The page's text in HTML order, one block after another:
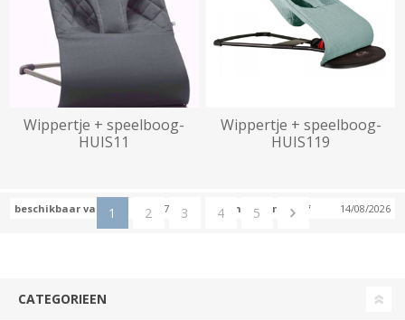
Wippertje + speelboog-
HUIS11
beschikbaar vanaf 27/07/2026
Wippertje + speelboog-
HUIS119
beschikbaar vanaf 14/08/2026
1 2 3 4 5
CATEGORIEEN